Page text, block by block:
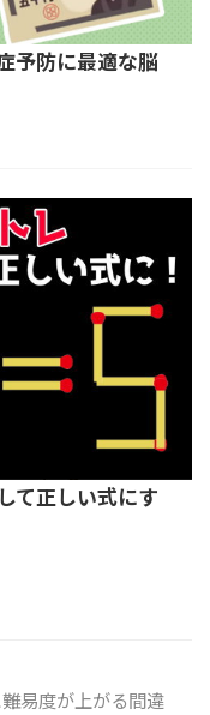
予防に最適な脳
て正しい式にす
難易度が上がる間違